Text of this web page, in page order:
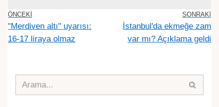
ÖNCEKI
"Merdiven altı" uyarısı:
16-17 liraya olmaz
SONRAKI
İstanbul'da ekmeğe zam
var mı? Açıklama geldi